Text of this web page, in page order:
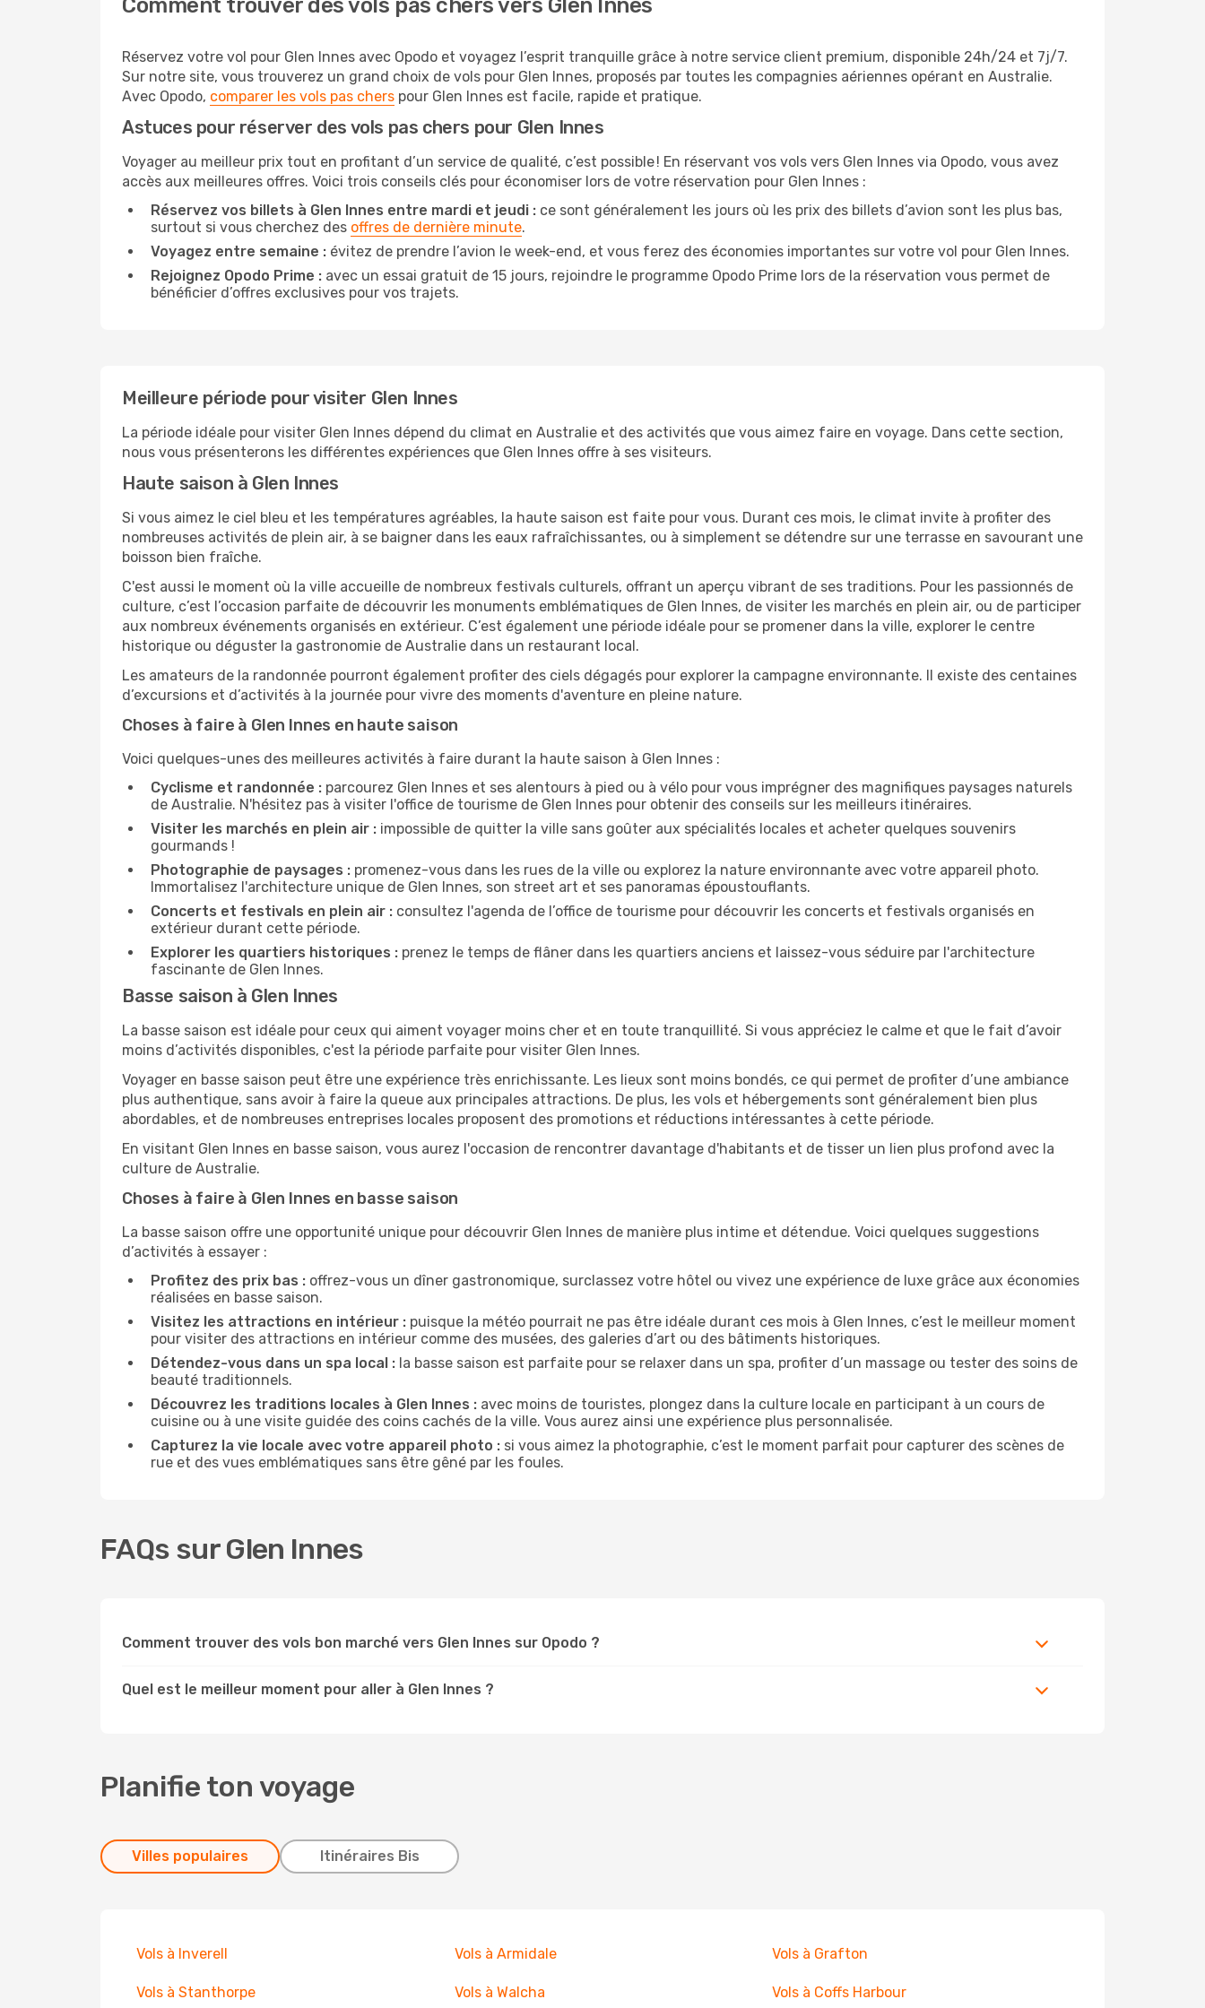
Comment trouver des vols pas chers vers Glen Innes
Réservez votre vol pour Glen Innes avec Opodo et voyagez l’esprit tranquille grâce à notre service client premium, disponible 24h/24 et 7j/7.
Sur notre site, vous trouverez un grand choix de vols pour Glen Innes, proposés par toutes les compagnies aériennes opérant en Australie.
Avec Opodo, comparer les vols pas chers pour Glen Innes est facile, rapide et pratique.
Astuces pour réserver des vols pas chers pour Glen Innes
Voyager au meilleur prix tout en profitant d’un service de qualité, c’est possible ! En réservant vos vols vers Glen Innes via Opodo, vous avez
accès aux meilleures offres. Voici trois conseils clés pour économiser lors de votre réservation pour Glen Innes :
Réservez vos billets à Glen Innes entre mardi et jeudi : ce sont généralement les jours où les prix des billets d’avion sont les plus bas,
surtout si vous cherchez des offres de dernière minute.
Voyagez entre semaine : évitez de prendre l’avion le week-end, et vous ferez des économies importantes sur votre vol pour Glen Innes.
Rejoignez Opodo Prime : avec un essai gratuit de 15 jours, rejoindre le programme Opodo Prime lors de la réservation vous permet de
bénéficier d’offres exclusives pour vos trajets.
Meilleure période pour visiter Glen Innes
La période idéale pour visiter Glen Innes dépend du climat en Australie et des activités que vous aimez faire en voyage. Dans cette section,
nous vous présenterons les différentes expériences que Glen Innes offre à ses visiteurs.
Haute saison à Glen Innes
Si vous aimez le ciel bleu et les températures agréables, la haute saison est faite pour vous. Durant ces mois, le climat invite à profiter des
nombreuses activités de plein air, à se baigner dans les eaux rafraîchissantes, ou à simplement se détendre sur une terrasse en savourant une
boisson bien fraîche.
C'est aussi le moment où la ville accueille de nombreux festivals culturels, offrant un aperçu vibrant de ses traditions. Pour les passionnés de
culture, c’est l’occasion parfaite de découvrir les monuments emblématiques de Glen Innes, de visiter les marchés en plein air, ou de participer
aux nombreux événements organisés en extérieur. C’est également une période idéale pour se promener dans la ville, explorer le centre
historique ou déguster la gastronomie de Australie dans un restaurant local.
Les amateurs de la randonnée pourront également profiter des ciels dégagés pour explorer la campagne environnante. Il existe des centaines
d’excursions et d’activités à la journée pour vivre des moments d'aventure en pleine nature.
Choses à faire à Glen Innes en haute saison
Voici quelques-unes des meilleures activités à faire durant la haute saison à Glen Innes :
Cyclisme et randonnée : parcourez Glen Innes et ses alentours à pied ou à vélo pour vous imprégner des magnifiques paysages naturels
de Australie. N'hésitez pas à visiter l'office de tourisme de Glen Innes pour obtenir des conseils sur les meilleurs itinéraires.
Visiter les marchés en plein air : impossible de quitter la ville sans goûter aux spécialités locales et acheter quelques souvenirs
gourmands !
Photographie de paysages : promenez-vous dans les rues de la ville ou explorez la nature environnante avec votre appareil photo.
Immortalisez l'architecture unique de Glen Innes, son street art et ses panoramas époustouflants.
Concerts et festivals en plein air : consultez l'agenda de l’office de tourisme pour découvrir les concerts et festivals organisés en
extérieur durant cette période.
Explorer les quartiers historiques : prenez le temps de flâner dans les quartiers anciens et laissez-vous séduire par l'architecture
fascinante de Glen Innes.
Basse saison à Glen Innes
La basse saison est idéale pour ceux qui aiment voyager moins cher et en toute tranquillité. Si vous appréciez le calme et que le fait d’avoir
moins d’activités disponibles, c'est la période parfaite pour visiter Glen Innes.
Voyager en basse saison peut être une expérience très enrichissante. Les lieux sont moins bondés, ce qui permet de profiter d’une ambiance
plus authentique, sans avoir à faire la queue aux principales attractions. De plus, les vols et hébergements sont généralement bien plus
abordables, et de nombreuses entreprises locales proposent des promotions et réductions intéressantes à cette période.
En visitant Glen Innes en basse saison, vous aurez l'occasion de rencontrer davantage d'habitants et de tisser un lien plus profond avec la
culture de Australie.
Choses à faire à Glen Innes en basse saison
La basse saison offre une opportunité unique pour découvrir Glen Innes de manière plus intime et détendue. Voici quelques suggestions
d’activités à essayer :
Profitez des prix bas : offrez-vous un dîner gastronomique, surclassez votre hôtel ou vivez une expérience de luxe grâce aux économies
réalisées en basse saison.
Visitez les attractions en intérieur : puisque la météo pourrait ne pas être idéale durant ces mois à Glen Innes, c’est le meilleur moment
pour visiter des attractions en intérieur comme des musées, des galeries d’art ou des bâtiments historiques.
Détendez-vous dans un spa local : la basse saison est parfaite pour se relaxer dans un spa, profiter d’un massage ou tester des soins de
beauté traditionnels.
Découvrez les traditions locales à Glen Innes : avec moins de touristes, plongez dans la culture locale en participant à un cours de
cuisine ou à une visite guidée des coins cachés de la ville. Vous aurez ainsi une expérience plus personnalisée.
Capturez la vie locale avec votre appareil photo : si vous aimez la photographie, c’est le moment parfait pour capturer des scènes de
rue et des vues emblématiques sans être gêné par les foules.
FAQs sur Glen Innes
Comment trouver des vols bon marché vers Glen Innes sur Opodo ?
Quel est le meilleur moment pour aller à Glen Innes ?
Planifie ton voyage
Villes populaires Itinéraires Bis
Vols à Inverell Vols à Armidale Vols à Grafton
Vols à Stanthorpe Vols à Walcha Vols à Coffs Harbour